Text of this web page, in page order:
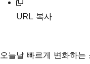
URL 복사
오늘날 빠르게 변화하는